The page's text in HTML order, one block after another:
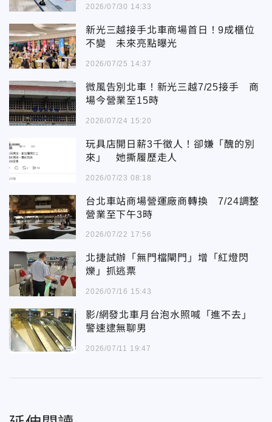
2026/07/30 14:33
新光三越接手北車商場首日！9成櫃位
不變 未來亮點曝光
2026/07/25 14:37
微風告別北車！新光三越7/25接手 商
場今營業至15時
2026/07/24 15:20
玩具店開日薪3千徵人！卻嫌「醜的別
來」 她撕履歷走人
2026/07/23 08:18
台北車站商場營運廠商轉換 7/24調整
營業至下午3時
2026/07/22 17:56
北捷試辦「無門檔閘門」增「紅燈閃
爍」抓逃票
2026/07/16 15:43
影/網發北車月台泡水照喊「進不去」
警速逮無聊男
2026/07/11 19:47